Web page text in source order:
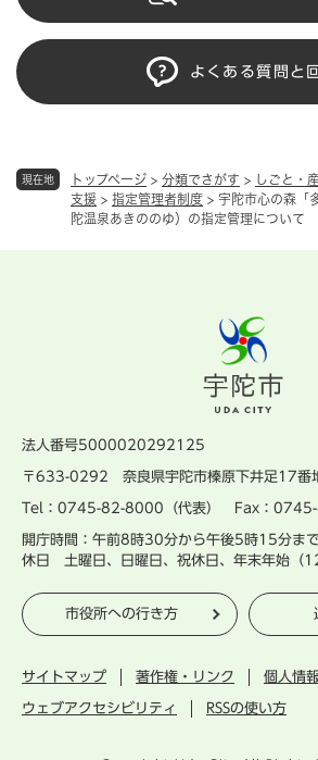
現在地 トップページ > 分類でさがす > しごと・
支援 > 指定管理者制度 > 宇陀市心の森「
陀温泉あきののゆ）の指定管理について
よくある質問と
法人番号5000020292125
〒633-0292 奈良県宇陀市榛原下井足17番
Tel：0745-82-8000（代表） Fax：
開庁時間：午前8時30分から午後5時15分ま
休日 土曜日、日曜日、祝休日、年末年始（
市役所への行き方
サイトマップ 著作権・リンク 個人情
ウェブアクセシビリティ RSSの使い方